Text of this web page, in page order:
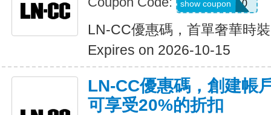
WELCOME10
show coupon
LN-CC優惠碼，首單奢華時
Expires on 2026-10-15
LN-CC優惠碼，創建帳
可享受20%的折扣